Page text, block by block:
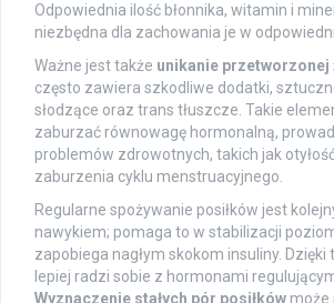
Odpowiednia ilość błonnika, witamin i
niezbędna dla zachowania je w
Ważne jest także unikanie przetworzonej
często zawiera szkodliwe dodatki,
słodzące oraz trans tłuszcze. Takie
zaburzać równowagę hormonalną,
problemów zdrowotnych, takich jak
zaburzenia cyklu menstruacyjnego.
Regularne spożywanie posiłków jest
nawykiem; pomaga to w stabilizacji
zapobiega nagłym skokom insuliny.
lepiej radzi sobie z hormonami
Wyznaczenie stałych pór posiłków może